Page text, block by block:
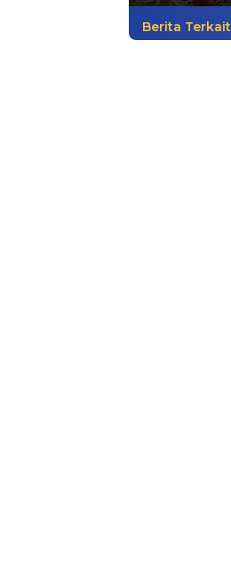
Berita Terkait